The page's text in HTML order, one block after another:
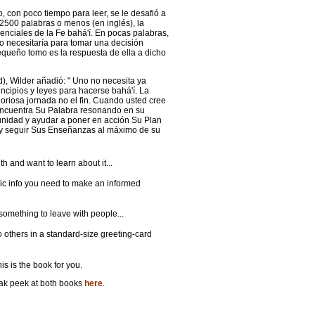
con poco tiempo para leer, se le desafió a
palabras o menos (en inglés), la
de la Fe bahá'í. En pocas palabras,
necesitaría para tomar una decisión
tomo es la respuesta de ella a dicho
Wilder añadió: " Uno no necesita ya
y leyes para hacerse bahá'í. La
jornada no el fin. Cuando usted cree
Su Palabra resonando en su
y ayu­dar a poner en acción Su Plan
seguir Sus Enseñanzas al máximo de su
and want to learn about it...
info you need to make an informed
to leave with people...
others in a standard-size greeting-card
is the book for you.
peek at both books here.